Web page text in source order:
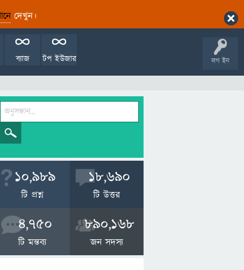
দেখুন।
লগ ইন
টপ ইউজার
ব্যাজ
10,989
টি প্রশ্ন
18,690
টি উত্তর
4,750
টি মন্তব্য
890,168
জন সদস্য